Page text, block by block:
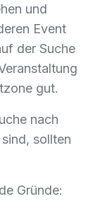
und
Event
der Suche
gut.
nach
sollten
Gründe: